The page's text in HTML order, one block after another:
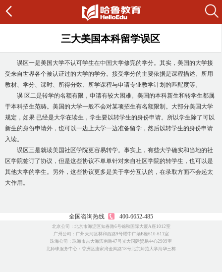
三大美国本科留学误区
误区一是美国大学不认可学生在中国大学修完的学分。其实，美国的大学接
受来自世界各个被认证过的大学的学分。接受学分的主要依据是课程描述、所用
教材、学分、课时、所得分数、所学课程与申请专业教学计划的匹配度等。
误 区二是转学的名额有限，申请有较大困难。美国的本科新生和转学生都属
于本科招生范畴。美国的大学一般不会对某项招生有名额限制。大部分美国大学
规定，如果 已经是大学在读生，学生要以转学生的身份申请。所以学生除了可以
新生的身份申请外，也可以一边上大学一边准备留学，然后以转学生的身份申请
入读。
误区三是就读美国社区学院更容易转学。事实上，有些大学确实和当地的社
区学院签订了协议，但是这些协议不单单针对来自社区学院的转学生，也可以是
其他大学的学生。另外，这些协议更多是关于学分互认的，在录取方面不会起太
大作用。
全国咨询热线 400-6652-485
北京公司：北京市海淀区知春路6号锦秋国际大厦A座1012室
广州公司：广州天河区林和西路9号耀中广场B座610-611室
珠海公司：珠海市吉大海滨南路47号光大国际贸易中心2909室
北师珠服务中心：香洲区唐家湾金凤路18号北京师范大学海华三栋